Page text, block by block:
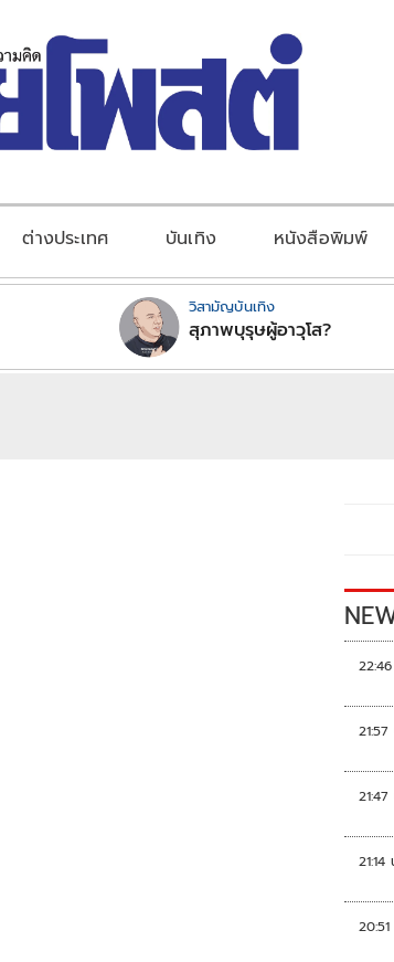
ต่างประเทศ บันเทิง หนังสือพิมพ์
วิสามัญบันเทิง
สุภาพบุรุษผู้อาวุโส?
21:57
21:47
21:14